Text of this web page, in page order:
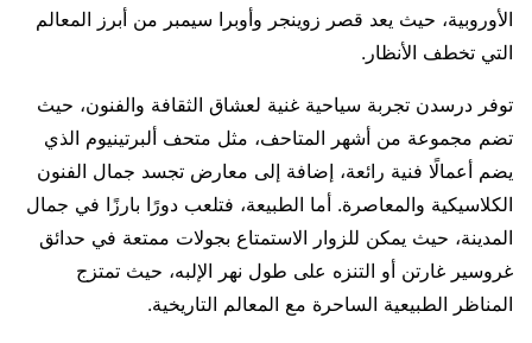
الأوروبية، حيث يعد قصر زوينجر وأوبرا سيمبر من أبرز المعالم
التي تخطف الأنظار.
توفر درسدن تجربة سياحية غنية لعشاق الثقافة والفنون، حيث
تضم مجموعة من أشهر المتاحف، مثل متحف ألبرتينيوم الذي
يضم أعمالًا فنية رائعة، إضافة إلى معارض تجسد جمال الفنون
الكلاسيكية والمعاصرة. أما الطبيعة، فتلعب دورًا بارزًا في جمال
المدينة، حيث يمكن للزوار الاستمتاع بجولات ممتعة في حدائق
غروسير غارتن أو التنزه على طول نهر الإلبه، حيث تمتزج
المناظر الطبيعية الساحرة مع المعالم التاريخية.